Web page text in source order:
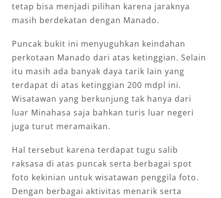
tetap bisa menjadi pilihan karena jaraknya
masih berdekatan dengan Manado.
Puncak bukit ini menyuguhkan keindahan
perkotaan Manado dari atas ketinggian. Selain
itu masih ada banyak daya tarik lain yang
terdapat di atas ketinggian 200 mdpl ini.
Wisatawan yang berkunjung tak hanya dari
luar Minahasa saja bahkan turis luar negeri
juga turut meramaikan.
Hal tersebut karena terdapat tugu salib
raksasa di atas puncak serta berbagai spot
foto kekinian untuk wisatawan penggila foto.
Dengan berbagai aktivitas menarik serta